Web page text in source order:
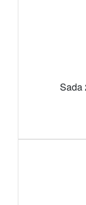
Sada